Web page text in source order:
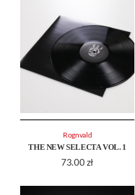
THE NEW SELECTA VOL. 1
73.00 zł
Rognvald